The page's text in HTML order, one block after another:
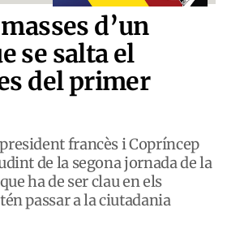
d’un
se salta el
del primer
francès i Copríncep
de la segona jornada de la
ha de ser clau en els
passar a la ciutadania